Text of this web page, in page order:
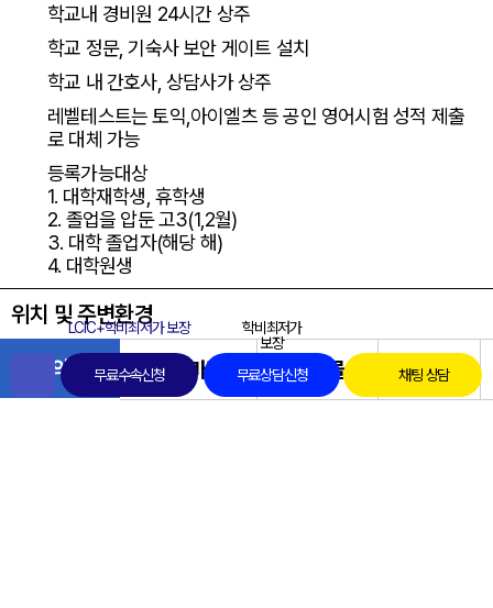
전화
LCIC+학비최저가 보장
무료수속신청
학비최저가
보장
무료상담신청
채팅 상담
학교내 경비원 24시간 상주
학교 정문, 기숙사 보안 게이트 설치
학교 내 간호사, 상담사가 상주
레벨테스트는 토익,아이엘츠 등 공인 영어시험 성적 제출
로 대체 가능
등록가능대상
1. 대학재학생, 휴학생
2. 졸업을 압둔 고3(1,2월)
3. 대학 졸업자(해당 해)
4. 대학원생
위치 및 주변환경
편의점 슈퍼마켓 쇼핑몰 식당